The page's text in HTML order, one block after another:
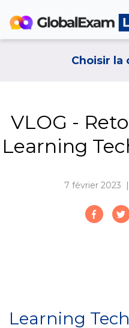
Choisir la
VLOG -
Learning
7 février 2023
Learning